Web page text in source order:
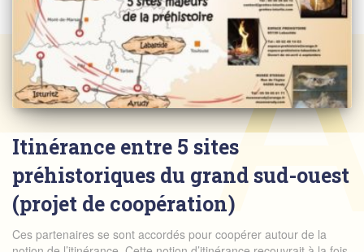
Itinérance entre 5 sites
préhistoriques du grand sud-ouest
(projet de coopération)
Ces partenaires se sont accordés pour coopérer autour de la